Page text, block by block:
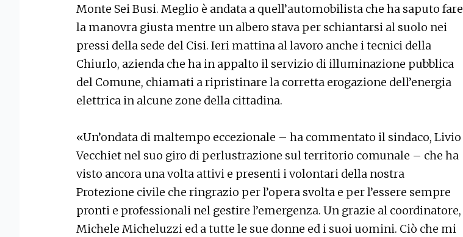
Monte Sei Busi. Meglio è andata a quell’automobilista che ha saputo fare
la manovra giusta mentre un albero stava per schiantarsi al suolo nei
pressi della sede del Cisi. Ieri mattina al lavoro anche i tecnici della
Chiurlo, azienda che ha in appalto il servizio di illuminazione pubblica
del Comune, chiamati a ripristinare la corretta erogazione dell’energia
elettrica in alcune zone della cittadina.
«Un’ondata di maltempo eccezionale – ha commentato il sindaco, Livio
Vecchiet nel suo giro di perlustrazione sul territorio comunale – che ha
visto ancora una volta attivi e presenti i volontari della nostra
Protezione civile che ringrazio per l’opera svolta e per l’essere sempre
pronti e professionali nel gestire l’emergenza. Un grazie al coordinatore,
Michele Micheluzzi ed a tutte le sue donne ed i suoi uomini. Ciò che mi